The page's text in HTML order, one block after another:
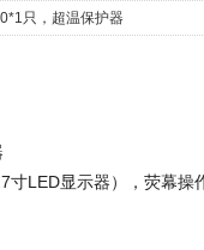
只，超温保护器
LED显示器），荧幕